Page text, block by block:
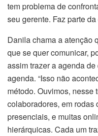
tem problema de
seu gerente. Faz parte da
Danila chama a atenção
que se quer comunicar,
assim trazer a agenda
agenda. “Isso não
método. Ouvimos, nesse
colaboradores, em rodas
presenciais, e muitas
hierárquicas. Cada um